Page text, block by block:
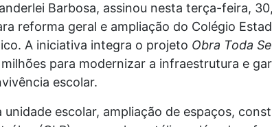
Barbosa, assinou nesta terça-feira,
reforma geral e ampliação do Colégio
A iniciativa integra o projeto Obra Toda
para modernizar a infraestrutura e
escolar.
escolar, ampliação de espaços,